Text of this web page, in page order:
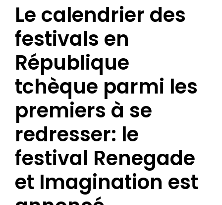
Le calendrier des
festivals en
République
tchèque parmi les
premiers à se
redresser: le
festival Renegade
et Imagination est